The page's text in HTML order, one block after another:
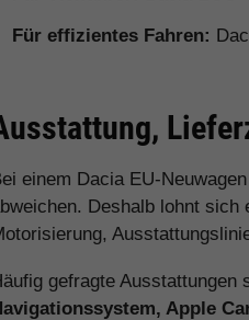
Für effizientes Fahren:
einem Dacia EU-
Deshalb lohnt
gefragte Ausstattungen
Apple